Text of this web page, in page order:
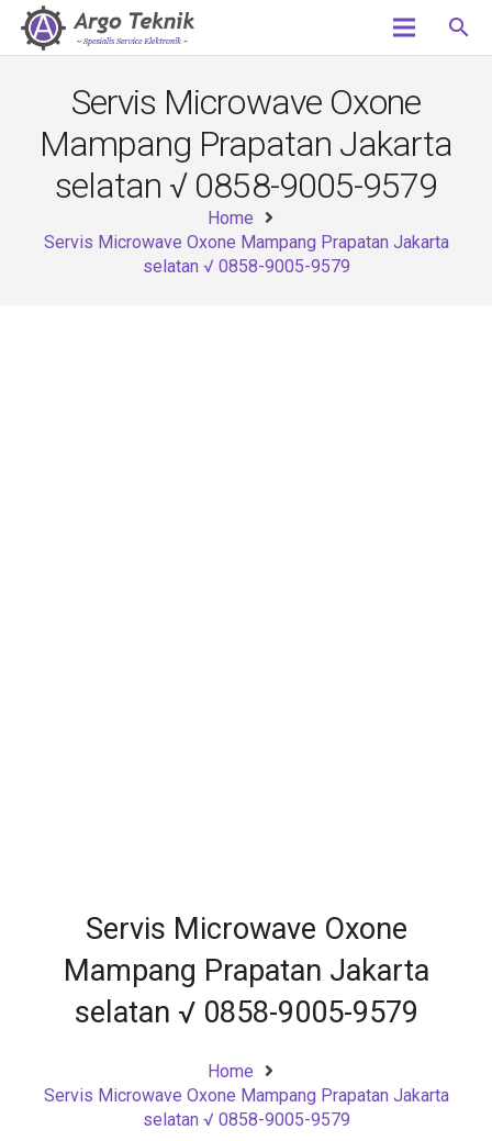
search
Servis Microwave Oxone
Mampang Prapatan Jakarta
selatan √ 0858-9005-9579
Home
Servis Microwave Oxone Mampang Prapatan Jakarta
selatan √ 0858-9005-9579
Servis Microwave Oxone
Mampang Prapatan Jakarta
selatan √ 0858-9005-9579
Home
Servis Microwave Oxone Mampang Prapatan Jakarta
selatan √ 0858-9005-9579